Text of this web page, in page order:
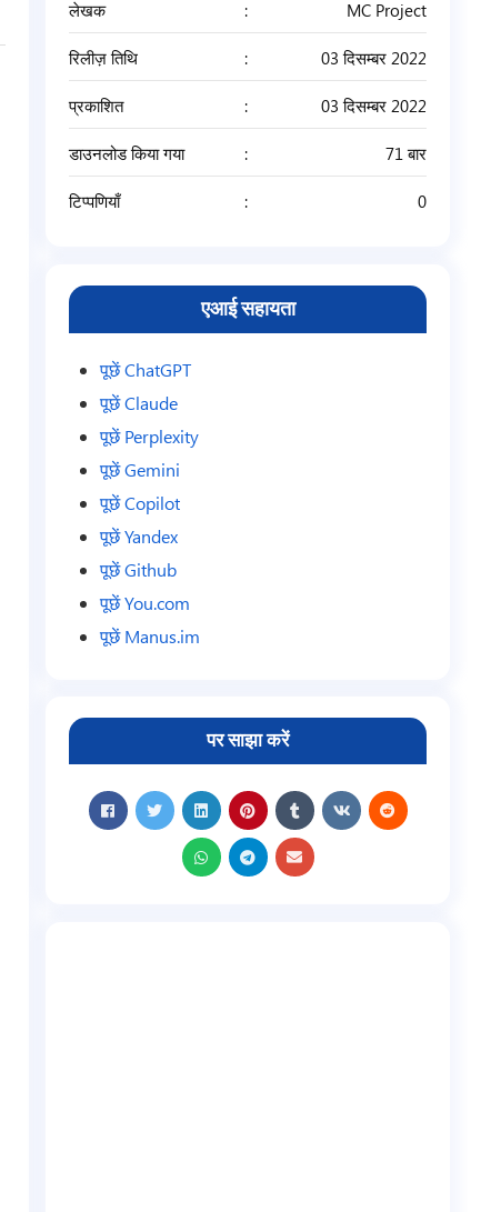
लेखक MC Project
रिलीज़ तिथि 03 दिसम्बर 2022
प्रकाशित 03 दिसम्बर 2022
डाउनलोड किया गया 71 बार
टिप्पणियाँ 0
एआई सहायता
पूछें ChatGPT
पूछें Claude
पूछें Perplexity
पूछें Gemini
पूछें Copilot
पूछें Yandex
पूछें Github
पूछें You.com
पूछें Manus.im
पर साझा करें